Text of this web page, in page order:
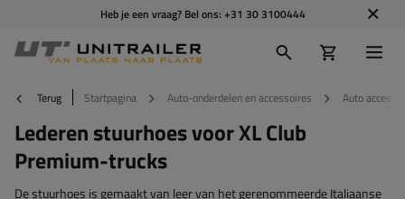
Heb je een vraag? Bel ons: +31 30 3100444
Terug Startpagina Auto-onderdelen en accessoires Auto
Lederen stuurhoes voor XL Club
Premium-trucks
De stuurhoes is gemaakt van leer van het gerenommeerde Italiaanse